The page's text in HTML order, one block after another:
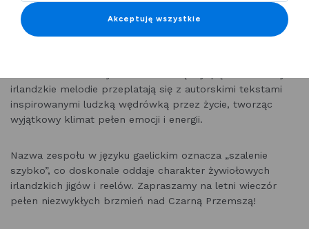
Muzyczne Bulwary
irlandzkie melodie przeplatają się z autorskimi tekstami
inspirowanymi ludzką wędrówką przez życie, tworząc
wyjątkowy klimat pełen emocji i energii.
Nazwa zespołu w języku gaelickim oznacza „szalenie
szybko”, co doskonale oddaje charakter żywiołowych
irlandzkich jigów i reelów. Zapraszamy na letni wieczór
pełen niezwykłych brzmień nad Czarną Przemszą!
Akceptuję wszystkie